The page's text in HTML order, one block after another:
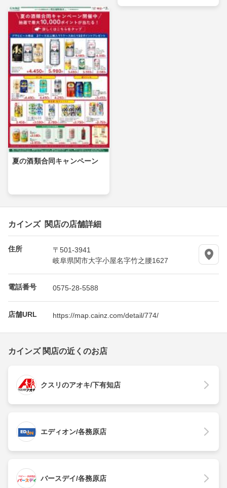
夏の酒類合同キャンペーン
カインズ 関店の店舗詳細
住所
〒501-3941
岐阜県関市大字小屋名字竹之腰1627
電話番号 0575-28-5588
店舗URL https://map.cainz.com/detail/774/
カインズ 関店の近くのお店
クスリのアオキ/下有知店
エディオン/各務原店
バースデイ/各務原店